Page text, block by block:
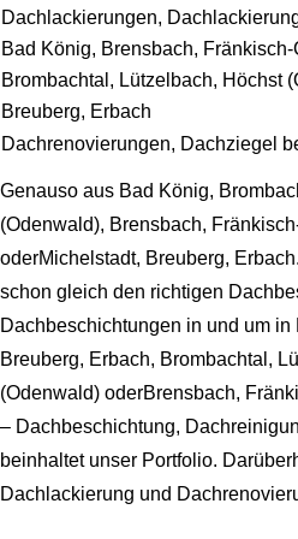
Dachlackierungen,
Bad König, Brensbach,
Brombachtal, Lützelbach, Höchst
Breuberg, Erbach
Dachrenovierungen, Dachziegel
Genauso aus Bad König,
(Odenwald), Brensbach,
oderMichelstadt, Breuberg,
schon gleich den richtigen
Dachbeschichtungen in und um
Breuberg, Erbach, Brombachtal,
(Odenwald) oderBrensbach,
– Dachbeschichtung,
beinhaltet unser Portfolio.
Dachlackierung und